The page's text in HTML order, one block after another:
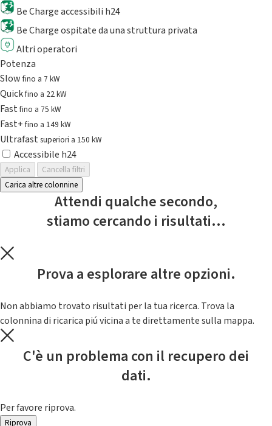
Be Charge accessibili h24
Be Charge ospitate da una struttura privata
Altri operatori
Potenza
Slowfino a 7 kW
Quickfino a 22 kW
Fastfino a 75 kW
Fast+fino a 149 kW
Ultrafast superiori a 150 kW
Accessibile h24
Applica
Cancella filtri
Carica altre colonnine
Attendi qualche secondo,
stiamo cercando i risultati...
Prova a esplorare altre opzioni.
Non abbiamo trovato risultati per la tua ricerca. Trova la
colonnina di ricarica piú vicina a te direttamente sulla mappa.
C'è un problema con il recupero dei
dati.
Per favore riprova.
Riprova